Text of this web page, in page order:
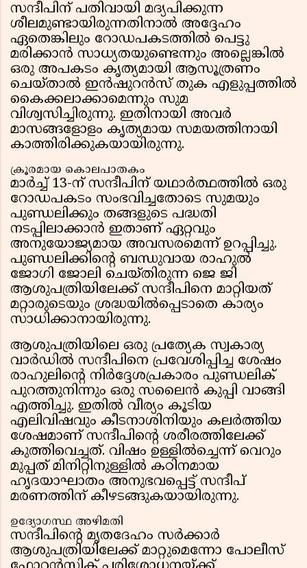
സന്ദീപിന് പതിവായി മദ്യപിക്കുന്ന
ശീലമുണ്ടായിരുന്നതിനാൽ അദ്ദേഹം
ഏതെങ്കിലും റോഡപകടത്തിൽ പെട്ടു
മരിക്കാൻ സാധ്യതയുണ്ടെന്നും അല്ലെങ്കിൽ
ഒരു അപകടം കൃത്യമായി ആസൂത്രണം
ചെയ്താൽ ഇൻഷുറൻസ് തുക എളുപ്പത്തിൽ
കൈക്കലാക്കാമെന്നും സുമ
വിശ്വസിച്ചിരുന്നു. ഇതിനായി അവർ
മാസങ്ങളോളം കൃത്യമായ സമയത്തിനായി
കാത്തിരിക്കുകയായിരുന്നു.
ക്രൂരമായ കൊലപാതകം
മാർച്ച് 13-ന് സന്ദീപിന് യഥാർത്ഥത്തിൽ ഒരു
റോഡപകടം സംഭവിച്ചതോടെ സുമയും
പുണ്ഡലിക്കും തങ്ങളുടെ പദ്ധതി
നടപ്പിലാക്കാൻ ഇതാണ് ഏറ്റവും
അനുയോജ്യമായ അവസരമെന്ന് ഉറപ്പിച്ചു.
പുണ്ഡലിക്കിന്റെ ബന്ധുവായ രാഹുൽ
ജോഗി ജോലി ചെയ്തിരുന്ന ജെ ജി
ആശുപത്രിയിലേക്ക് സന്ദീപിനെ മാറ്റിയത്
മറ്റാരുടെയും ശ്രദ്ധയിൽപ്പെടാതെ കാര്യം
സാധിക്കാനായിരുന്നു.
ആശുപത്രിയിലെ ഒരു പ്രത്യേക സ്വകാര്യ
വാർഡിൽ സന്ദീപിനെ പ്രവേശിപ്പിച്ച ശേഷം
രാഹുലിന്റെ നിർദ്ദേശപ്രകാരം പുണ്ഡലിക്
പുറത്തുനിന്നും ഒരു സലൈൻ കുപ്പി വാങ്ങി
എത്തിച്ചു. ഇതിൽ വീര്യം കൂടിയ
എലിവിഷവും കീടനാശിനിയും കലർത്തിയ
ശേഷമാണ് സന്ദീപിന്റെ ശരീരത്തിലേക്ക്
കുത്തിവെച്ചത്. വിഷം ഉള്ളിൽച്ചെന്ന് വെറും
മുപ്പത് മിനിറ്റിനുള്ളിൽ കഠിനമായ
ഹൃദയാഘാതം അനുഭവപ്പെട്ട് സന്ദീപ്
മരണത്തിന് കീഴടങ്ങുകയായിരുന്നു.
ഉദ്യോഗസ്ഥ അഴിമതി
സന്ദീപിന്റെ മൃതദേഹം സർക്കാർ
ആശുപത്രിയിലേക്ക് മാറ്റുമെന്നോ പോലീസ്